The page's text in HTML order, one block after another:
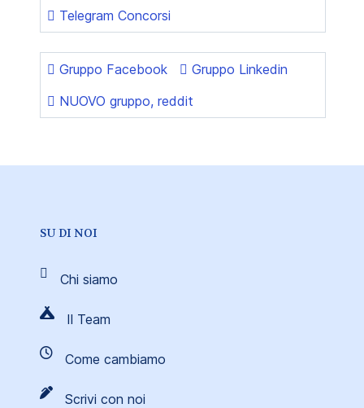
Telegram Concorsi
Gruppo Facebook
Gruppo Linkedin
NUOVO gruppo, reddit
SU DI NOI
Chi siamo
Il Team
Come cambiamo
Scrivi con noi